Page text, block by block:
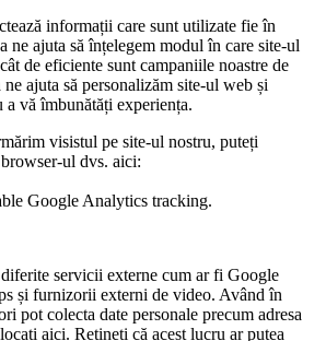
informații care sunt utilizate fie în
ne ajuta să înțelegem modul în care site-ul
de eficiente sunt campaniile noastre de
ajuta să personalizăm site-ul web și
a vă îmbunătăți experiența.
visistul pe site-ul nostru, puteți
ul dvs. aici:
Google Analytics tracking.
servicii externe cum ar fi Google
și furnizorii externi de video. Având în
pot colecta date personale precum adresa
aici. Rețineți că acest lucru ar putea